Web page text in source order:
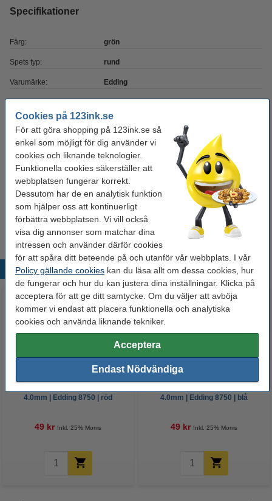
Cookies på 123ink.se
För att göra shopping på 123ink.se så
enkel som möjligt för dig använder vi
cookies och liknande teknologier.
Funktionella cookies säkerställer att
webbplatsen fungerar korrekt.
Dessutom har de en analytisk funktion
som hjälper oss att kontinuerligt
förbättra webbplatsen. Vi vill också
visa dig annonser som matchar dina
intressen och använder därför cookies
för att spåra ditt beteende på och utanför vår webbplats. I vår
Policy gällande cookies kan du läsa allt om dessa cookies, hur
de fungerar och hur du kan justera dina inställningar. Klicka på
acceptera för att ge ditt samtycke. Om du väljer att avböja
kommer vi endast att placera funktionella och analytiska
cookies och använda liknande tekniker.
Acceptera
Endast Nödvändiga
Specifikationer
Färg: grön
Spets typ: rund
Varumärke: Edding
Skrivbredd: 2 - 4 mm
Påfyllningsbar: nej
Nummer: 8750
Behöver du fler?
10st
för endast
390 kr
Populära produkter
Märkpenna permanent 2.0mm -
4.0mm | Edding 8750 | röd
49 kr Inkl. 25% Moms
Märkpenna permanent 2.0mm -
4.0mm | Edding 8750 | blå
49 kr Inkl. 25% Moms